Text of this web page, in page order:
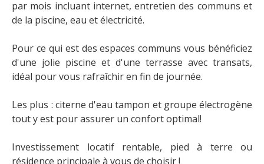
par mois incluant internet, entretien des communs et
de la piscine, eau et électricité.
Pour ce qui est des espaces communs vous bénéficiez
d'une jolie piscine et d'une terrasse avec transats,
idéal pour vous rafraîchir en fin de journée.
Les plus : citerne d'eau tampon et groupe électrogène
tout y est pour assurer un confort optimal!
Investissement locatif rentable, pied à terre ou
résidence principale à vous de choisir !